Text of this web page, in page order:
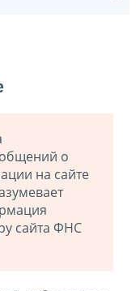
о
на сайте
сайта ФНС